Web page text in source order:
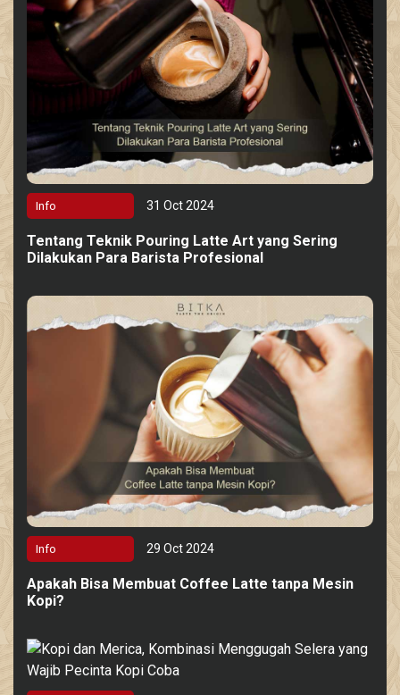
Info 31 Oct 2024
Tentang Teknik Pouring Latte Art yang Sering
Dilakukan Para Barista Profesional
Info 29 Oct 2024
Apakah Bisa Membuat Coffee Latte tanpa Mesin
Kopi?